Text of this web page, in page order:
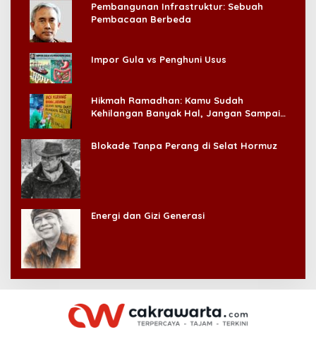
Pembangunan Infrastruktur: Sebuah
Pembacaan Berbeda
Impor Gula vs Penghuni Usus
Hikmah Ramadhan: Kamu Sudah
Kehilangan Banyak Hal, Jangan Sampai
Blokade Tanpa Perang di Selat Hormuz
Energi dan Gizi Generasi